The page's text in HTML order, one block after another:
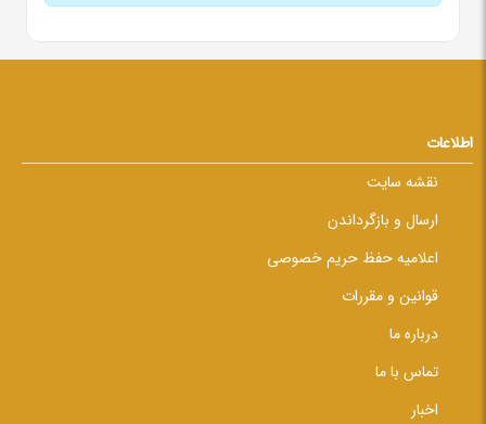
اطلاعات
نقشه سایت
ارسال و بازگرداندن
اعلامیه حفظ حریم خصوصی
قوانین و مقررات
درباره ما
تماس با ما
اخبار